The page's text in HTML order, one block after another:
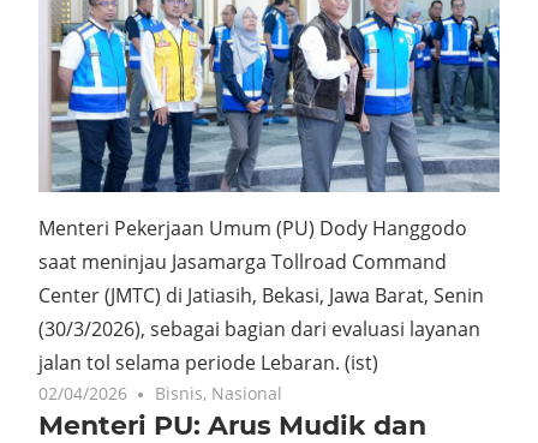
Menteri Pekerjaan Umum (PU) Dody Hanggodo
saat meninjau Jasamarga Tollroad Command
Center (JMTC) di Jatiasih, Bekasi, Jawa Barat, Senin
(30/3/2026), sebagai bagian dari evaluasi layanan
jalan tol selama periode Lebaran. (ist)
02/04/2026 Bisnis, Nasional
Menteri PU: Arus Mudik dan